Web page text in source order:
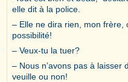
elle dit à la police.
– Elle ne dira rien, mon frère,
possibilité!
– Veux-tu la tuer?
– Nous n’avons pas à laisser
veuille ou non!